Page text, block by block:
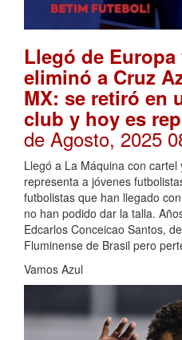
Llegó de
eliminó a Cruz
MX: se retiró en
club y hoy es
de Agosto, 2025
Llegó a La Máquina con
representa a jóvenes
futbolistas que han llegado
no han podido dar la talla.
Edcarlos Conceicao Santos,
Fluminense de Brasil pero
Vamos Azul